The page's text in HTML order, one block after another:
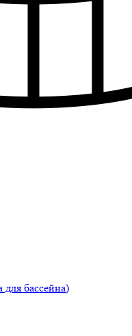
бассейна)